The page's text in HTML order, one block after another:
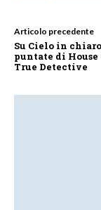
Articolo precedente
Su Cielo in
puntate di House
True Detective